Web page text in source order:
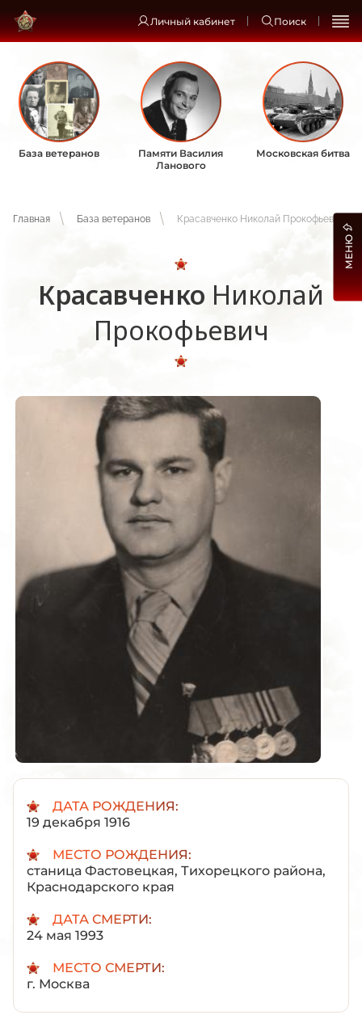
Личный кабинет Поиск
База ветеранов
Памяти Василия
Ланового
Московская битва
Главная База ветеранов Красавченко Николай Прокофьевич
Красавченко Николай
Прокофьевич
ДАТА РОЖДЕНИЯ:
19 декабря 1916
МЕСТО РОЖДЕНИЯ:
станица Фастовецкая, Тихорецкого района,
Краснодарского края
ДАТА СМЕРТИ:
24 мая 1993
МЕСТО СМЕРТИ:
г. Москва
МЕНЮ